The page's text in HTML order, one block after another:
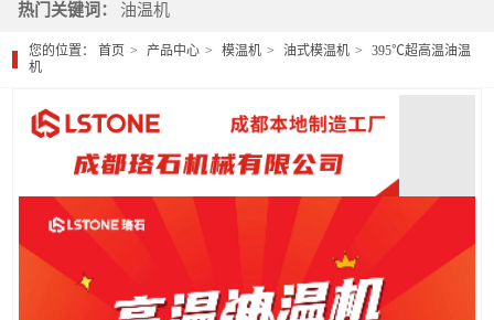
热门关键词： 油温机
您的位置：首页 产品中心 模温机 油式模温机
395℃超高温油温
机